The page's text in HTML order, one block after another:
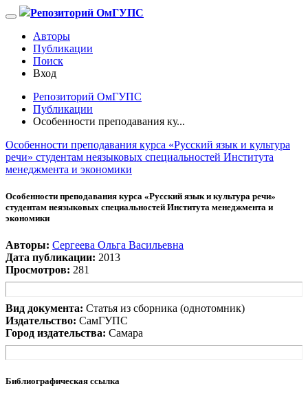
Репозиторий ОмГУПС
Авторы
Публикации
Поиск
Вход
Репозиторий ОмГУПС
Публикации
Особенности преподавания ку...
Особенности преподавания курса «Русский язык и культура
речи» студентам неязыковых специальностей Института
менеджмента и экономики
Особенности преподавания курса «Русский язык и культура речи»
студентам неязыковых специальностей Института менеджмента и
экономики
Авторы: Сергеева Ольга Васильевна
Дата публикации: 2013
Просмотров: 281
Вид документа: Статья из сборника (однотомник)
Издательство: СамГУПС
Город издательства: Самара
Библиографическая ссылка